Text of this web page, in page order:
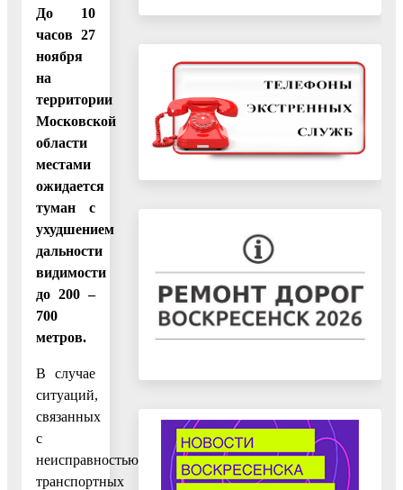
До 10
часов 27
ноября
на
территории
Московской
области
местами
ожидается
туман с
ухудшением
дальности
видимости
до 200 –
700
метров.
В случае
ситуаций,
связанных
с
неисправностью
транспортных